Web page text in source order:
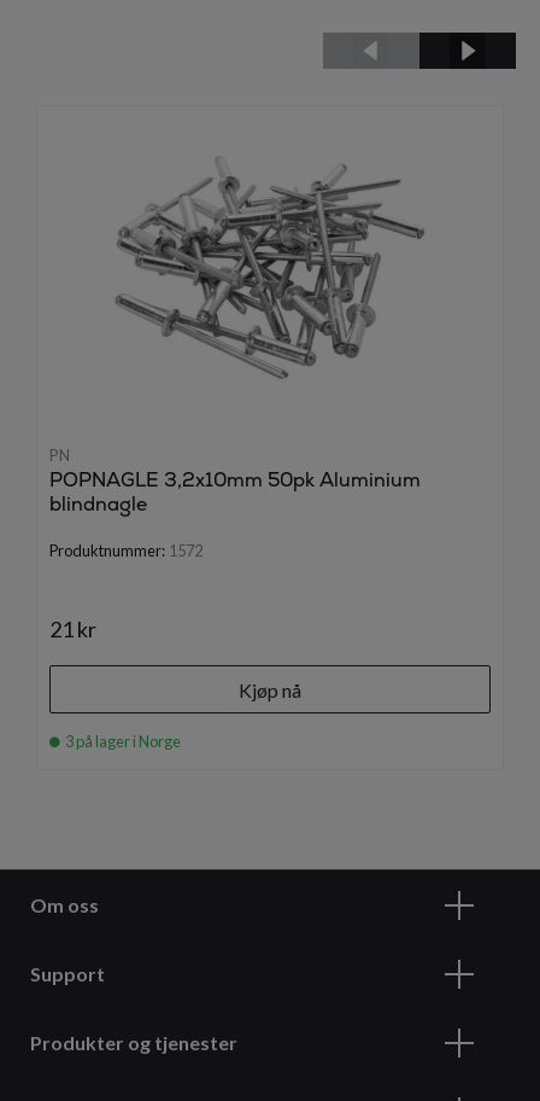
PN
POPNAGLE 3,2x10mm 50pk Aluminium
blindnagle
Produktnummer: 1572
21 kr
Kjøp nå
3 på lager i Norge
Om oss
Support
Produkter og tjenester